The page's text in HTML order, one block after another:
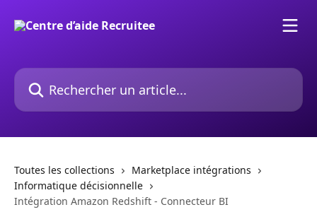
Rechercher un article...
Toutes les collections
Marketplace intégrations
Informatique décisionnelle
Intégration Amazon Redshift - Connecteur BI